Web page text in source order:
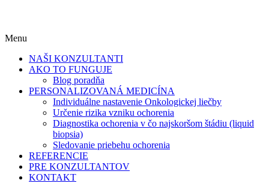
Menu
NAŠI KONZULTANTI
AKO TO FUNGUJE
Blog poradňa
PERSONALIZOVANÁ MEDICÍNA
Individuálne nastavenie Onkologickej liečby
Určenie rizika vzniku ochorenia
Diagnostika ochorenia v čo najskoršom štádiu (liquid
biopsia)
Sledovanie priebehu ochorenia
REFERENCIE
PRE KONZULTANTOV
KONTAKT